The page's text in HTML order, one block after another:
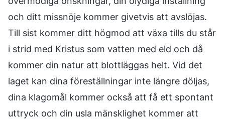
och ditt missnöje kommer givetvis att avslöjas.
Till sist kommer ditt högmod att växa tills du står
i strid med Kristus som vatten med eld och då
kommer din natur att blottläggas helt. Vid det
laget kan dina föreställningar inte längre döljas,
dina klagomål kommer också att få ett spontant
uttryck och din usla mänsklighet kommer att